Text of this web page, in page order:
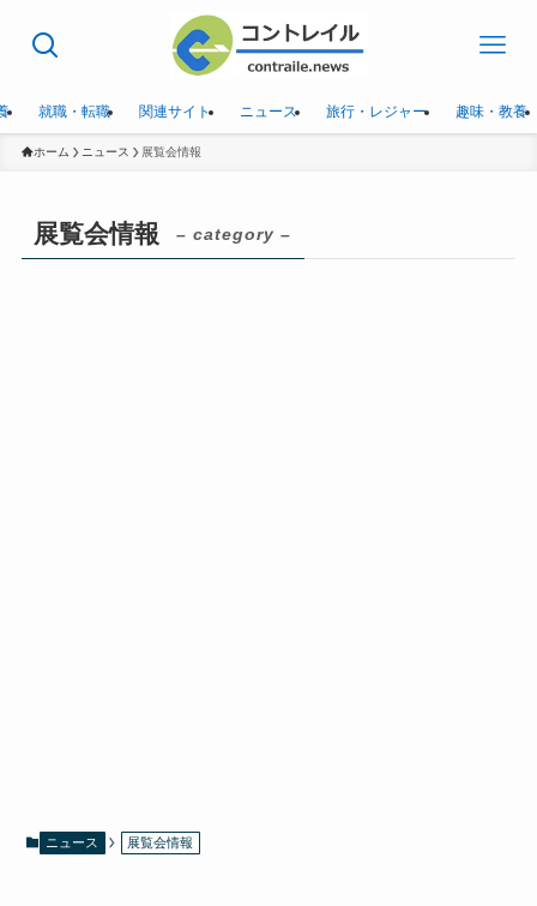
就職・転職 関連サイト ニュース 旅行・レジャー 趣味・教養
ホーム ニュース 展覧会情報
展覧会情報 – category –
ニュース 展覧会情報